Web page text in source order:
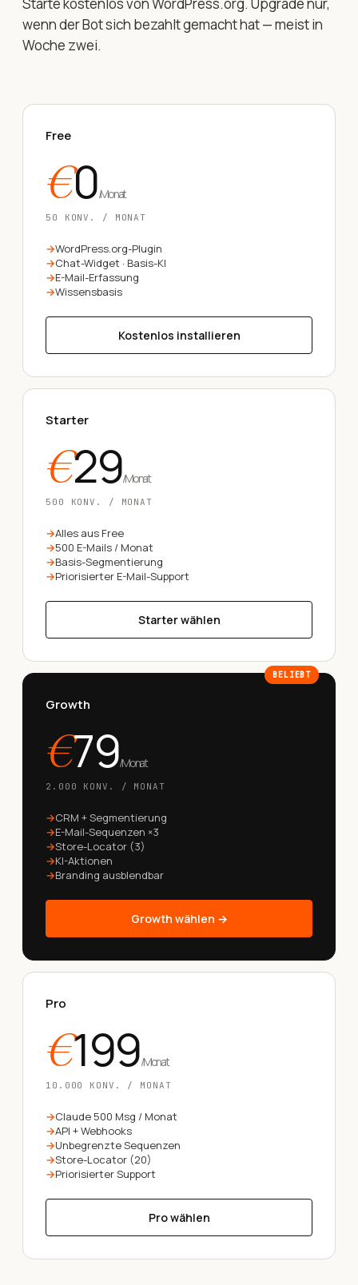
wenn der Bot sich bezahlt gemacht hat — meist in
Woche zwei.
Free
€0/Monat
50 KONV. / MONAT
WordPress.org-Plugin
Chat-Widget · Basis-KI
E-Mail-Erfassung
Wissensbasis
Kostenlos installieren
Starter
€29/Monat
500 KONV. / MONAT
Alles aus Free
500 E-Mails / Monat
Basis-Segmentierung
Priorisierter E-Mail-Support
Starter wählen
BELIEBT
Growth
€79/Monat
2.000 KONV. / MONAT
CRM + Segmentierung
E-Mail-Sequenzen ×3
Store-Locator (3)
KI-Aktionen
Branding ausblendbar
Growth wählen →
Pro
€199/Monat
10.000 KONV. / MONAT
Claude 500 Msg / Monat
API + Webhooks
Unbegrenzte Sequenzen
Store-Locator (20)
Priorisierter Support
Pro wählen